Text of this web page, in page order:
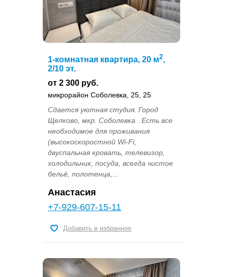
1-комнатная квартира, 20 м2,
2/10 эт.
от 2 300 руб.
микрорайон Соболевка, 25, 25
Сдается уютная студия. Город
Щелково, мкр. Соболевка . Есть все
необходимое для проживания
(высокоскоростной Wi-Fi,
двуспальная кровать, телевизор,
холодильник, посуда, всегда чистое
бельё, полотенца,...
Анастасия
+7-929-607-15-11
Добавить в избранное